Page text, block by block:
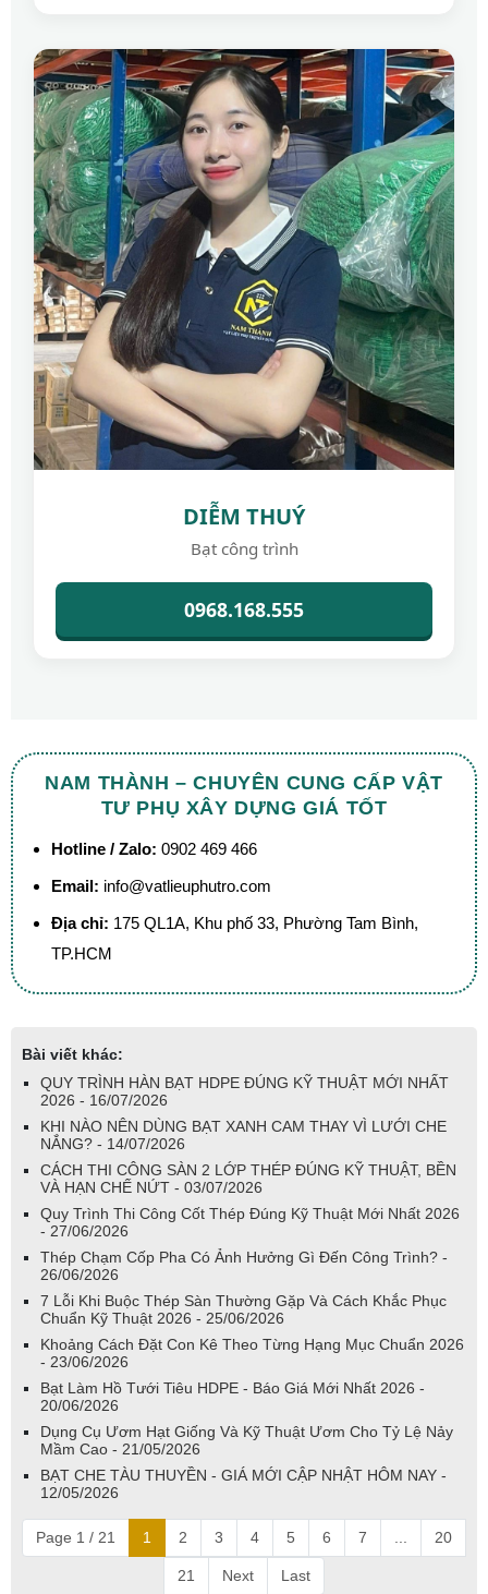
DIỄM THUÝ
Bạt công trình
0968.168.555
NAM THÀNH – CHUYÊN CUNG CẤP VẬT
TƯ PHỤ XÂY DỰNG GIÁ TỐT
Hotline / Zalo: 0902 469 466
Email: info@vatlieuphutro.com
Địa chỉ: 175 QL1A, Khu phố 33, Phường Tam Bình,
TP.HCM
Bài viết khác:
QUY TRÌNH HÀN BẠT HDPE ĐÚNG KỸ THUẬT MỚI NHẤT
2026 - 16/07/2026
KHI NÀO NÊN DÙNG BẠT XANH CAM THAY VÌ LƯỚI CHE
NẮNG? - 14/07/2026
CÁCH THI CÔNG SÀN 2 LỚP THÉP ĐÚNG KỸ THUẬT, BỀN
VÀ HẠN CHẾ NỨT - 03/07/2026
Quy Trình Thi Công Cốt Thép Đúng Kỹ Thuật Mới Nhất 2026
- 27/06/2026
Thép Chạm Cốp Pha Có Ảnh Hưởng Gì Đến Công Trình? -
26/06/2026
7 Lỗi Khi Buộc Thép Sàn Thường Gặp Và Cách Khắc Phục
Chuẩn Kỹ Thuật 2026 - 25/06/2026
Khoảng Cách Đặt Con Kê Theo Từng Hạng Mục Chuẩn 2026
- 23/06/2026
Bạt Làm Hồ Tưới Tiêu HDPE - Báo Giá Mới Nhất 2026 -
20/06/2026
Dụng Cụ Ươm Hạt Giống Và Kỹ Thuật Ươm Cho Tỷ Lệ Nảy
Mầm Cao - 21/05/2026
BẠT CHE TÀU THUYỀN - GIÁ MỚI CẬP NHẬT HÔM NAY -
12/05/2026
Page 1 / 21 1 2 3 4 5 6 7 ... 20
21 Next Last